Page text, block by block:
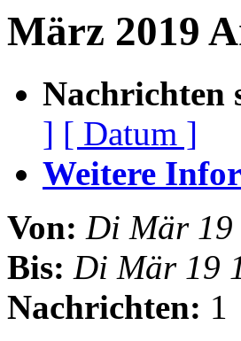
März 2019
Nachrichten
] [ Datum ]
Weitere
Von: Di Mär 19
Bis: Di Mär 19
Nachrichten: 1